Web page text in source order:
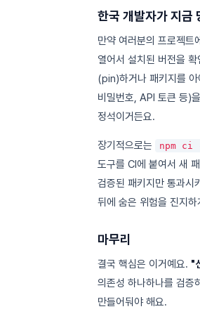
한국 개발자가 지금
만약 여러분의 프로젝트
열어서 설치된 버전을
(pin)하거나 패키지를
비밀번호, API 토큰 등)
정석이거든요.
장기적으로는 npm
도구를 CI에 붙여서 새
검증된 패키지만 통과
뒤에 숨은 위험을 진지
마무리
결국 핵심은 이거예요. "
의존성 하나하나를 검증
만들어둬야 해요.